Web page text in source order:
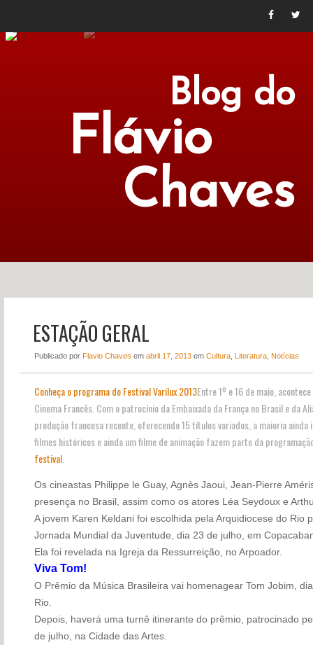
Blog do
Flávio
Chaves
CONTATO
ESTAÇÃO GERAL
Publicado por Flavio Chaves em abril 17, 2013em Cultura, Literatura, Notícias
Conheça o programa do Festival Varilux 2013Entre 1º e 16 de maio,
Cinema Francês. Com o patrocínio da Embaixada da França no Brasil e da
produção francesa recente, oferecendo 15 títulos variados, a maioria
filmes históricos e ainda um filme de animação fazem parte da
festival.
Os cineastas Philippe le Guay, Agnès Jaoui, Jean-Pierre
presença no Brasil, assim como os atores Léa Seydoux e
A jovem Karen Keldani foi escolhida pela Arquidiocese do Rio
Jornada Mundial da Juventude, dia 23 de julho, em
Ela foi revelada na Igreja da Ressurreição, no Arpoador.
Viva Tom!
O Prêmio da Música Brasileira vai homenagear Tom Jobim,
Rio.
Depois, haverá uma turnê itinerante do prêmio, patrocinado
de julho, na Cidade das Artes.